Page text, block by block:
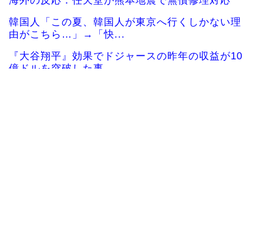
韓国人「この夏、韓国人が東京へ行くしかない理
由がこちら…」→「快...
『大谷翔平』効果でドジャースの昨年の収益が10
億ドルを突破した事...